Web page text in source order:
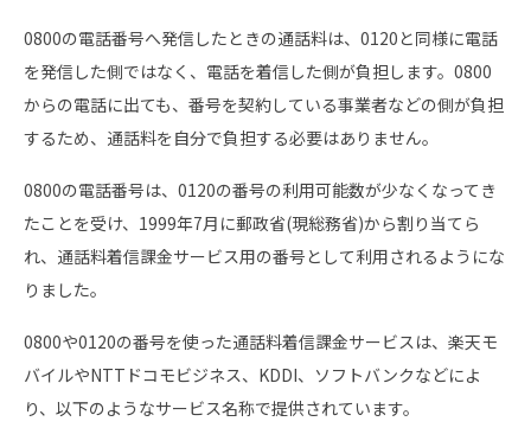
0800の電話番号へ発信したときの通話料は、0120と同様に電話
を発信した側ではなく、電話を着信した側が負担します。0800
からの電話に出ても、番号を契約している事業者などの側が負担
するため、通話料を自分で負担する必要はありません。
0800の電話番号は、0120の番号の利用可能数が少なくなってき
たことを受け、1999年7月に郵政省(現総務省)から割り当てら
れ、通話料着信課金サービス用の番号として利用されるようにな
りました。
0800や0120の番号を使った通話料着信課金サービスは、楽天モ
バイルやNTTドコモビジネス、KDDI、ソフトバンクなどによ
り、以下のようなサービス名称で提供されています。